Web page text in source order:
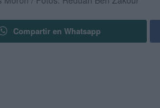
Compartir en Whatsapp